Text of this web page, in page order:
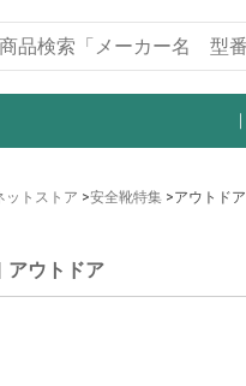
11,000円以上送料無料
ットストア >安全靴特集 >アウトドア
アウトドア